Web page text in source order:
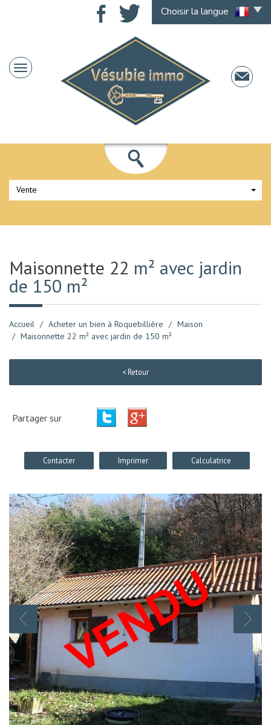
Choisir la langue
Vente
Maisonnette 22 m² avec jardin
de 150 m²
Accueil Acheter un bien à Roquebillière
Maison
Maisonnette 22 m² avec jardin de 150 m²
< Retour
Partager sur
Contacter Imprimer Calculatrice